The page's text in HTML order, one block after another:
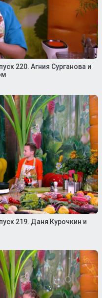
220. Агния Сурганова и
219. Даня Курочкин и